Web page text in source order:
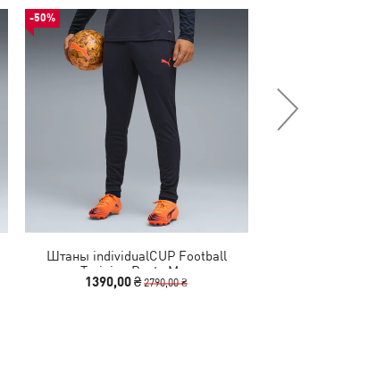
-50%
Штаны individualCUP Football
Training Pants Men
1390,00 ₴2790,00 ₴